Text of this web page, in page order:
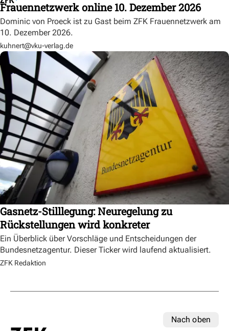
Frauennetzwerk online 10. Dezember 2026
Dominic von Proeck ist zu Gast beim ZFK Frauennetzwerk am
10. Dezember 2026.
kuhnert@vku-verlag.de
Gasnetz-Stilllegung: Neuregelung zu
Rückstellungen wird konkreter
Ein Überblick über Vorschläge und Entscheidungen der
Bundesnetzagentur. Dieser Ticker wird laufend aktualisiert.
ZFK Redaktion
Nach oben